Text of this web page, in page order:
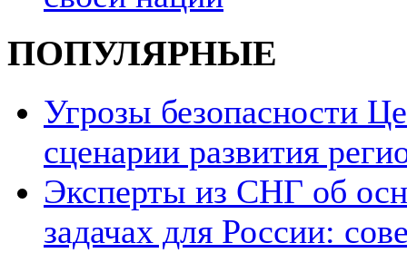
ПОПУЛЯРНЫЕ
Угрозы безопасности
сценарии развития
Эксперты из СНГ об
задачах для России: